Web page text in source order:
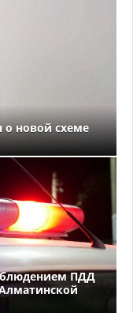
о новой схеме
ПДД